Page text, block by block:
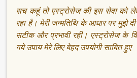
सच कहूं तो एस्ट्रोसेज की इस सेवा को
रहा है। मेरी जन्मतिथि के आधार पर मुझे दी
सटीक और प्रभावी रही। एस्ट्रोसेज के
गये उपाय मेरे लिए बेहद उपयोगी साबित हुए